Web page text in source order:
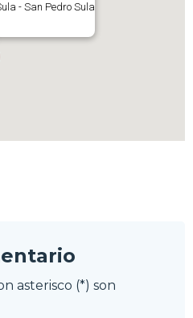
- San Pedro Sula
asterisco (*) son